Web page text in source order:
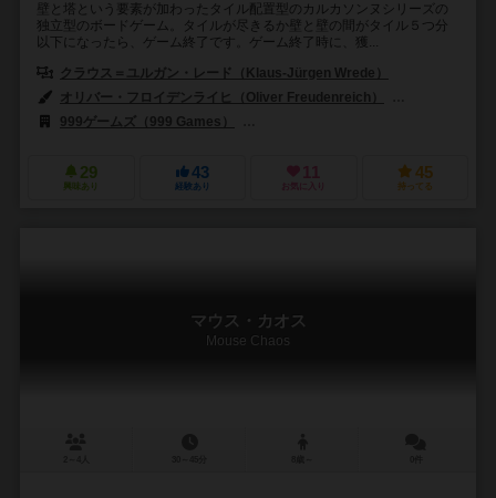
壁と塔という要素が加わったタイル配置型のカルカソンヌシリーズの
独立型のボードゲーム。タイルが尽きるか壁と壁の間がタイル５つ分
以下になったら、ゲーム終了です。ゲーム終了時に、獲...
クラウス＝ユルガン・レード（Klaus-Jürgen Wrede）
オリバー・フロイデンライヒ（Oliver Freudenreich）
999ゲームズ（999 Games）
29
興味あり
43
経験あり
11
お気に入り
45
持ってる
マウス・カオス
Mouse Chaos